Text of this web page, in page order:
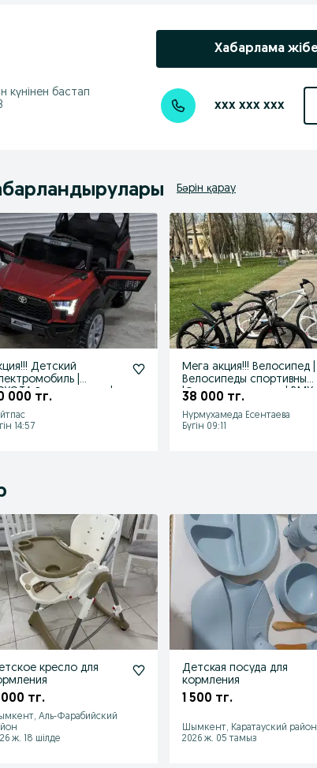
күнінен бастап
Хабарлама
xxx xxx xxx
Бәрін қарау
Детский
|
Внедорожник |
000 тг.
14:57
Мега акция!!! Велосипед |
Велосипеды спортивные
|Оптом и в розницу| BMX
38 000 тг.
Нурмухамеда Есентаева
Бүгін 09:11
кресло для
тг.
Аль-Фарабийский
ж. 18 шілде
Детская посуда для
кормления
1 500 тг.
Шымкент, Каратауский район
2026 ж. 05 тамыз